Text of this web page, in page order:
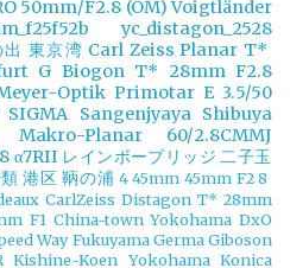
50mm/F2.8 (OM) Voigtländer
yc_distagon_2528
東京湾 Carl Zeiss Planar T*
G Biogon T* 28mm F2.8
Optik Primotar E 3.5/50
SIGMA Sangenjyaya Shibuya
Planar 60/2.8CMMJ
α7RII レインボーブリッジ 二子玉
港区 鞆の浦 4 45mm 45mm F2 8
CarlZeiss Distagon T* 28mm
F1 China-town Yokohama DxO
Way Fukuyama Germa Giboson
Kishine-Koen Yokohama Konica